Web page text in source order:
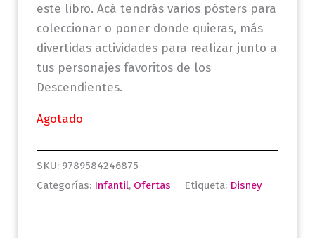
este libro. Acá tendrás varios pósters para
coleccionar o poner donde quieras, más
divertidas actividades para realizar junto a
tus personajes favoritos de los
Descendientes.
Agotado
SKU: 9789584246875
Categorías: Infantil, Ofertas Etiqueta: Disney